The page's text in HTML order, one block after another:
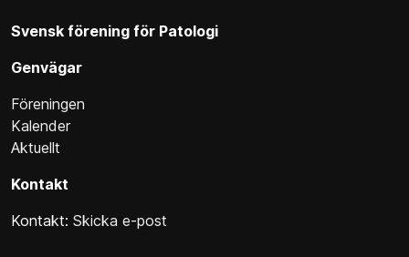
Svensk förening för Patologi
Genvägar
Föreningen
Kalender
Aktuellt
Kontakt
Kontakt: Skicka e-post